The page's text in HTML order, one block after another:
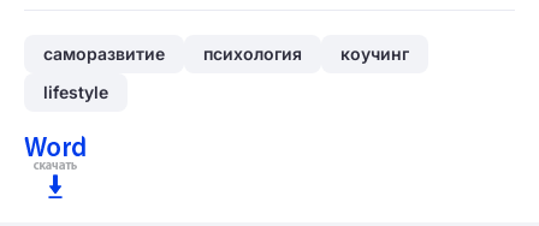
саморазвитие психология
коучинг
lifestyle